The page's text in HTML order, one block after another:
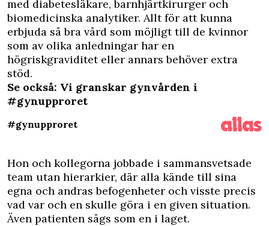
med diabetesläkare, barnhjärtkirurger och
biomedicinska analytiker. Allt för att kunna
erbjuda så bra vård som möjligt till de kvinnor
som av olika anledningar har en
högriskgraviditet eller annars behöver extra
stöd.
Se också: Vi granskar gynvården i
#gynupproret
#gynupproret
Hon och kollegorna jobbade i sammansvetsade
team utan hierarkier, där alla kände till sina
egna och andras befogenheter och visste precis
vad var och en skulle göra i en given situation.
Även patienten sågs som en i laget.